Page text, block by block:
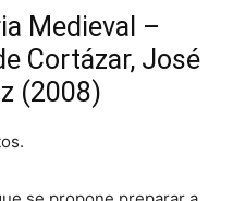
Medieval –
Cortázar, José
(2008)